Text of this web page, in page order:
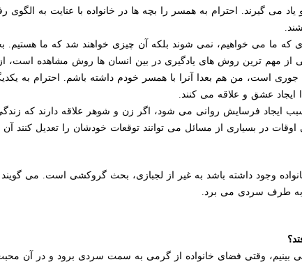
می گیرند. احترام به همسر را بچه ها در خانواده با عنایت به الگوی
که ما می خواهیم، نمی شوند بلکه آن چیزی خواهند شد که ما
از مهم ترین روش های یادگیری در بین انسان ها روش مشاهده است،
است، من هم بعدا آنرا با همسر خودم داشته باشم. احترام به
ایجاد عشق و علاقه می کنند.
ایجاد فرسایش روانی می شود، اگر زن و شوهر علاقه دارند که زندگی
در بسیاری از مسائل می توانند توقعات خودشان را تعدیل کنند
وجود داشته باشد به غیر از لجبازی، بحث گروکشی است. می
به طرف سردی می برد.
بینیم، وقتی فضای خانواده از گرمی به سمت سردی برود و در آن